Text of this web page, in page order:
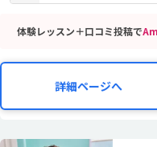
体験レッスン＋口コミ投稿で
詳細ページへ